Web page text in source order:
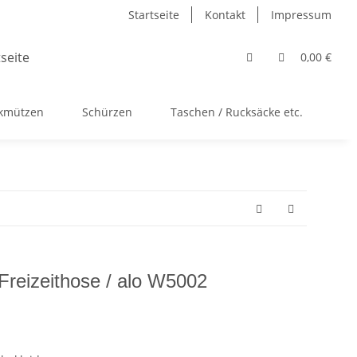
Startseite Kontakt Impressum
0,00 €
Schürzen Taschen / Rucksäcke etc.
/ alo W5002